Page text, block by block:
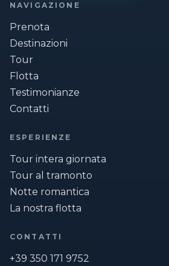
NAVIGAZIONE
Prenota
Destinazioni
Tour
Flotta
Testimonianze
Contatti
ESPERIENZE
Tour intera giornata
Tour al tramonto
Notte romantica
La nostra flotta
CONTATTI
+39 350 171 9752